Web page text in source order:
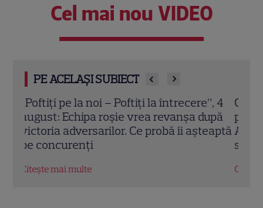
Cel mai nou VIDEO
PE ACELAȘI SUBIECT
Grila TV de toamnă 2026: toate
premierele confirmate la Pro TV și
Antena 1. Ce show-uri și seriale revin din
septembrie
Citește mai multe